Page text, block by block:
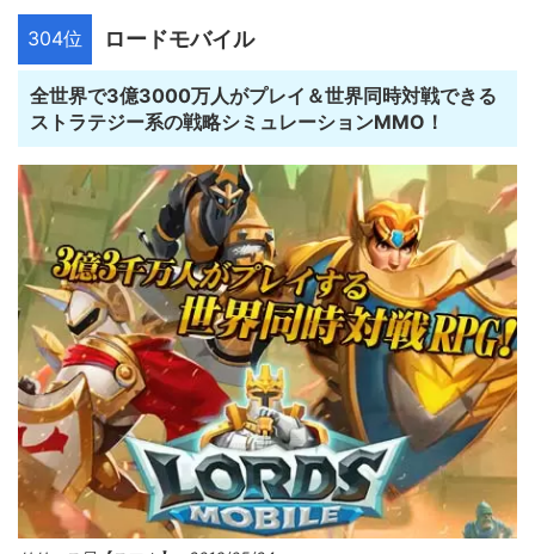
304位 ロードモバイル
全世界で3億3000万人がプレイ＆世界同時対戦できる
ストラテジー系の戦略シミュレーションMMO！